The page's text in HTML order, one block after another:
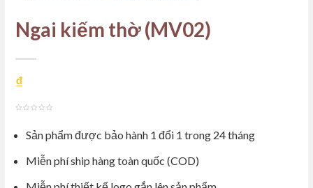
Ngai kiếm thờ (MV02)
₫
Sản phẩm được bảo hành 1 đổi 1 trong 24 tháng
Miễn phí ship hàng toàn quốc (COD)